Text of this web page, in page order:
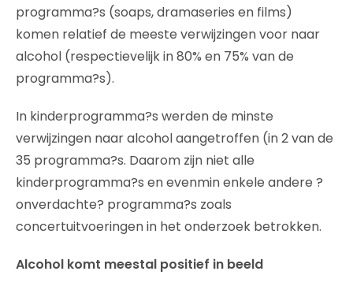
programma?s (soaps, dramaseries en films)
komen relatief de meeste verwijzingen voor naar
alcohol (respectievelijk in 80% en 75% van de
programma?s).
In kinderprogramma?s werden de minste
verwijzingen naar alcohol aangetroffen (in 2 van de
35 programma?s. Daarom zijn niet alle
kinderprogramma?s en evenmin enkele andere ?
onverdachte? programma?s zoals
concertuitvoeringen in het onderzoek betrokken.
Alcohol komt meestal positief in beeld